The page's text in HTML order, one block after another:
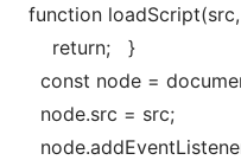
function
return; }
const node =
node.src = src;